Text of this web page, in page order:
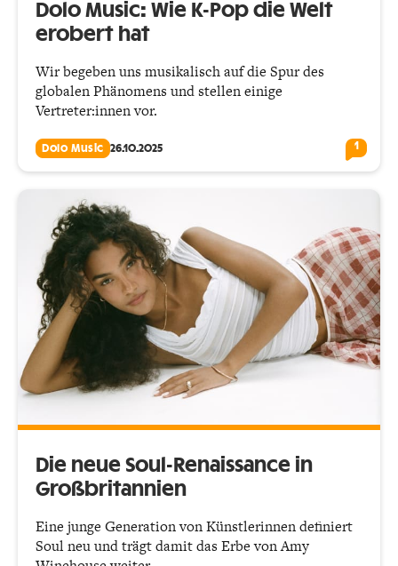
Dolo Music: Wie K-Pop die Welt
erobert hat
Wir begeben uns musikalisch auf die Spur des
globalen Phänomens und stellen einige
Vertreter:innen vor.
Dolo Music 26.10.2025 1
Die neue Soul-Renaissance in
Großbritannien
Eine junge Generation von Künstlerinnen definiert
Soul neu und trägt damit das Erbe von Amy